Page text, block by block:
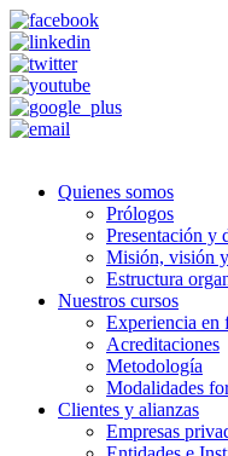
Quienes somos
Prólogos
Presentación y
Misión, visión
Estructura
Nuestros cursos
Experiencia en
Acreditaciones
Metodología
Modalidades
Clientes y alianzas
Empresas